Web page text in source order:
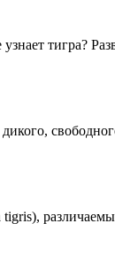
тигра?